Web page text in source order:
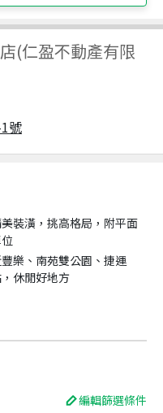
(仁盈不動產有限
號
裝潢，挑高格局，附平面
樂、南苑雙公園、捷運
休閒好地方
編輯篩選條件